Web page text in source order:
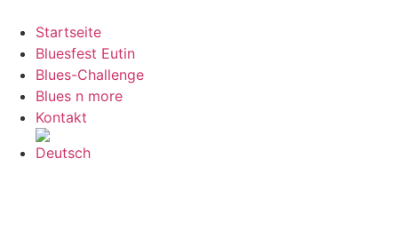
Inhalt
springen
Startseite
Bluesfest Eutin
Blues-Challenge
Blues n more
Kontakt